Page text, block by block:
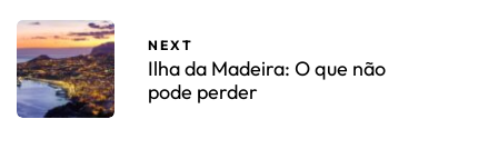
NEXT
Ilha da Madeira: O que não
pode perder